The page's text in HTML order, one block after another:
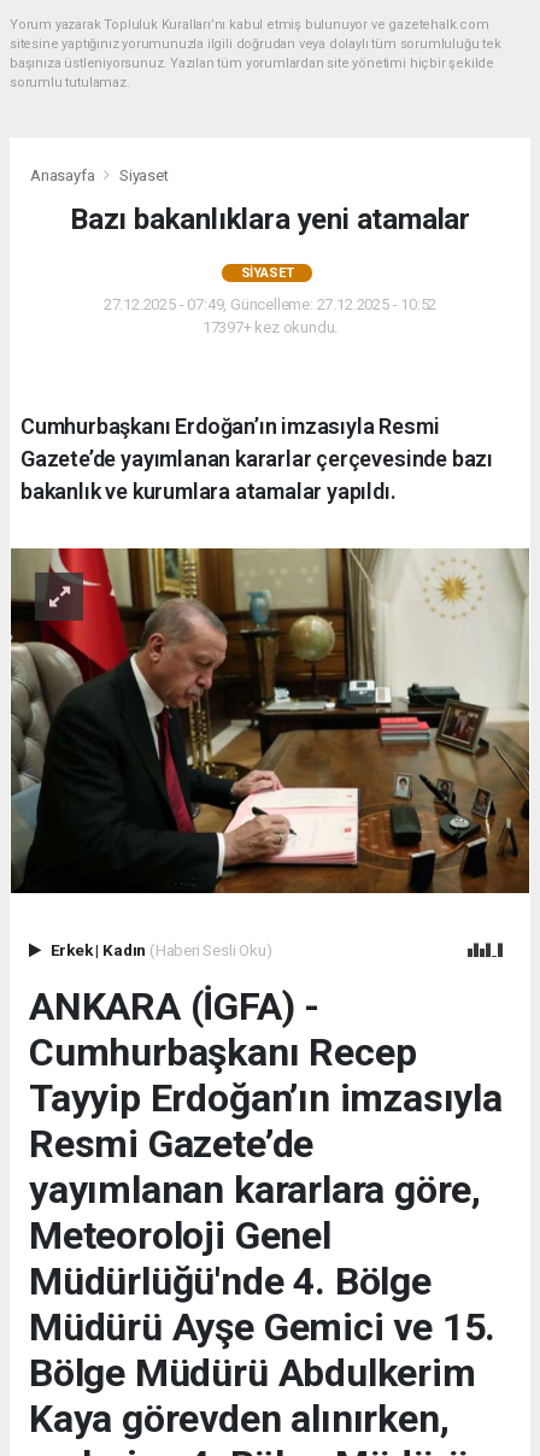
Yorum yazarak Topluluk Kuralları’nı kabul etmiş bulunuyor ve gazetehalk.com
sitesine yaptığınız yorumunuzla ilgili doğrudan veya dolaylı tüm sorumluluğu tek
başınıza üstleniyorsunuz. Yazılan tüm yorumlardan site yönetimi hiçbir şekilde
sorumlu tutulamaz.
Anasayfa Siyaset
Bazı bakanlıklara yeni atamalar
SIYASET
27.12.2025 - 07:49, Güncelleme: 27.12.2025 - 10:52
17397+ kez okundu.
Cumhurbaşkanı Erdoğan’ın imzasıyla Resmi
Gazete’de yayımlanan kararlar çerçevesinde bazı
bakanlık ve kurumlara atamalar yapıldı.
Erkek| Kadın (Haberi Sesli Oku)
ANKARA (İGFA) -
Cumhurbaşkanı Recep
Tayyip Erdoğan’ın imzasıyla
Resmi Gazete’de
yayımlanan kararlara göre,
Meteoroloji Genel
Müdürlüğü'nde 4. Bölge
Müdürü Ayşe Gemici ve 15.
Bölge Müdürü Abdulkerim
Kaya görevden alınırken,